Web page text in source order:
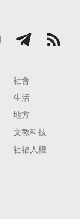
社會
生活
地方
文教科技
社福人權